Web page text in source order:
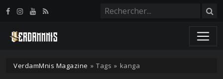
VerdamMnis Magazine » Tags » kanga
Panneau de gestion des cookies